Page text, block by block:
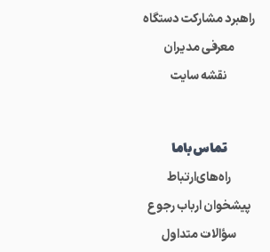
راهبرد مشارکت دستگاه
معرفی مدیران
نقشه سایت
تماس‌باما
راه‌های‌ارتباط
پیشخوان ارباب رجوع
سؤالات متداول